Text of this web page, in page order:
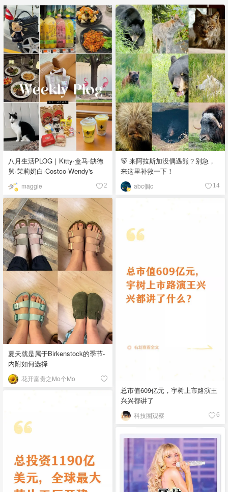
八月生活PLOG｜Kitty·盒马·缺德
舅·茉莉奶白·Costco·Wendy's
maggie 2
🐻 来阿拉斯加没偶遇熊？别急，
来这里补救一下！
abc個c 14
夏天就是属于Birkenstock的季节-
内附如何选择
花开富贵之Mo个Mo
总市值609亿元，宇树上市路演王
兴兴都讲了
科技圈观察 6